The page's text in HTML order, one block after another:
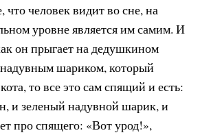
что человек видит во сне, на
уровне является им самим. И
он прыгает на дедушкином
шариком, который
то все это сам спящий и есть:
и зеленый надувной шарик, и
про спящего: «Вот урод!»,